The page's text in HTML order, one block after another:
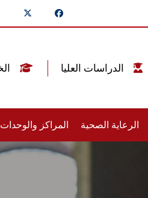
الرعاية الصحية المراكز والوحدات